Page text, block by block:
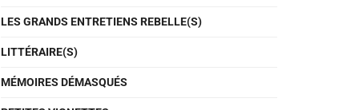
LES GRANDS ENTRETIENS REBELLE(S)
LITTÉRAIRE(S)
MÉMOIRES DÉMASQUÉS